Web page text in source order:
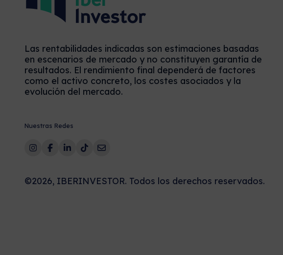
Las rentabilidades indicadas son estimaciones basadas
en escenarios de mercado y no constituyen garantía de
resultados. El rendimiento final dependerá de factores
como el activo concreto, los costes asociados y la
evolución del mercado.
Nuestras Redes
©2026, IBERINVESTOR. Todos los derechos reservados.